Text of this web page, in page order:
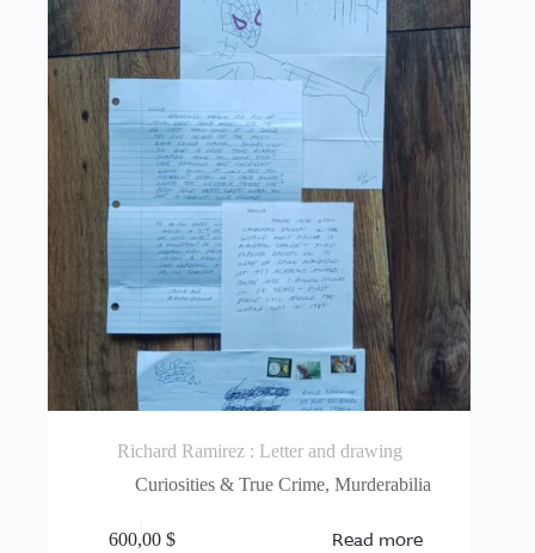
Richard Ramirez : Letter and drawing
Curiosities & True Crime,Murderabilia
600,00 $ Read more